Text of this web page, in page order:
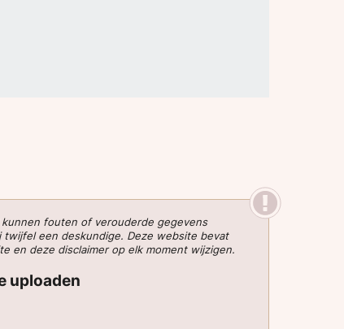
fouten of verouderde gegevens
een deskundige. Deze website bevat
en deze disclaimer op elk moment wijzigen.
uploaden